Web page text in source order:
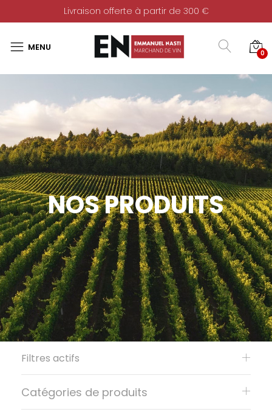
Livraison offerte à partir de 300 €
0
NOS PRODUITS
Filtres actifs
Catégories de produits